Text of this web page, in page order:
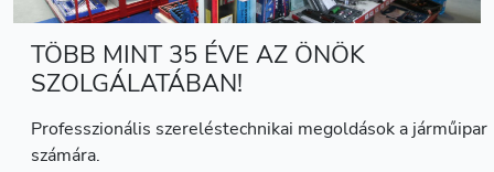
TÖBB MINT 35 ÉVE AZ ÖNÖK
SZOLGÁLATÁBAN!
Professzionális szereléstechnikai megoldások a járműipar
számára.